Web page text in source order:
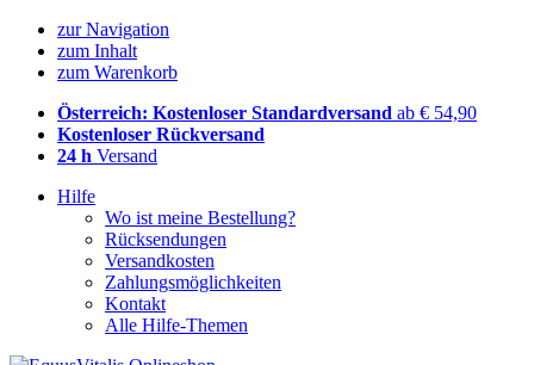
zur Navigation
zum Inhalt
zum Warenkorb
Österreich: Kostenloser Standardversand ab € 54,90
Kostenloser Rückversand
24 h Versand
Hilfe
Wo ist meine Bestellung?
Rücksendungen
Versandkosten
Zahlungsmöglichkeiten
Kontakt
Alle Hilfe-Themen